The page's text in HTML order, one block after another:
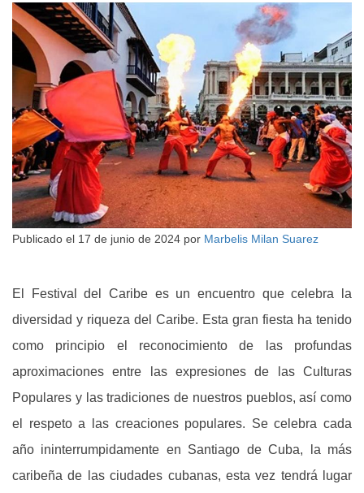
Publicado el 17 de junio de 2024 por Marbelis Milan Suarez
El Festival del Caribe es un encuentro que celebra la
diversidad y riqueza del Caribe. Esta gran fiesta ha tenido
como principio el reconocimiento de las profundas
aproximaciones entre las expresiones de las Culturas
Populares y las tradiciones de nuestros pueblos, así como
el respeto a las creaciones populares. Se celebra cada
año ininterrumpidamente en Santiago de Cuba, la más
caribeña de las ciudades cubanas, esta vez tendrá lugar